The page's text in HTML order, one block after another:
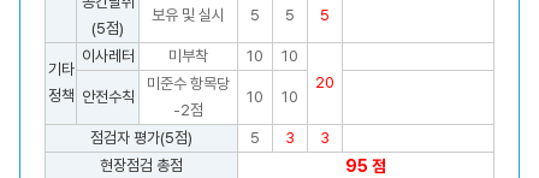
(5점)
보유 및 실시 5 5 5
기타
정책
이사레터 미부착 10
10
20
안전수칙
미준수 항목당
-2점
10 10
점검자 평가(5점) 5 3
3
현장점검 총점
95 점